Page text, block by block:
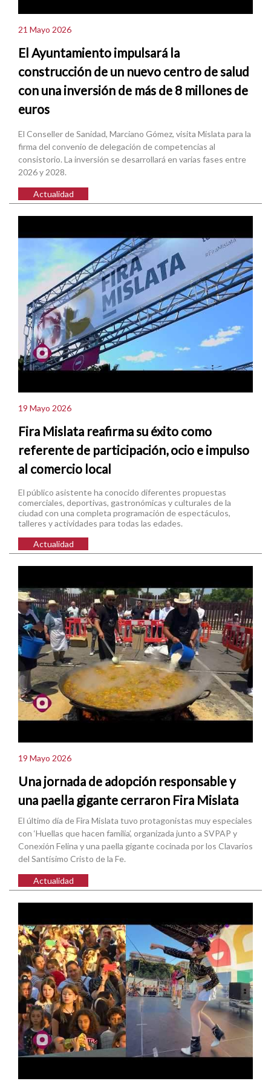
21 Mayo 2026
El Ayuntamiento impulsará la
construcción de un nuevo centro de salud
con una inversión de más de 8 millones de
euros
El Conseller de Sanidad, Marciano Gómez, visita Mislata para la
firma del convenio de delegación de competencias al
consistorio. La inversión se desarrollará en varias fases entre
2026 y 2028.
Actualidad
19 Mayo 2026
Fira Mislata reafirma su éxito como
referente de participación, ocio e impulso
al comercio local
El público asistente ha conocido diferentes propuestas
comerciales, deportivas, gastronómicas y culturales de la
ciudad con una completa programación de espectáculos,
talleres y actividades para todas las edades.
Actualidad
19 Mayo 2026
Una jornada de adopción responsable y
una paella gigante cerraron Fira Mislata
El último día de Fira Mislata tuvo protagonistas muy especiales
con ‘Huellas que hacen familia’, organizada junto a SVPAP y
Conexión Felina y una paella gigante cocinada por los Clavarios
del Santísimo Cristo de la Fe.
Actualidad